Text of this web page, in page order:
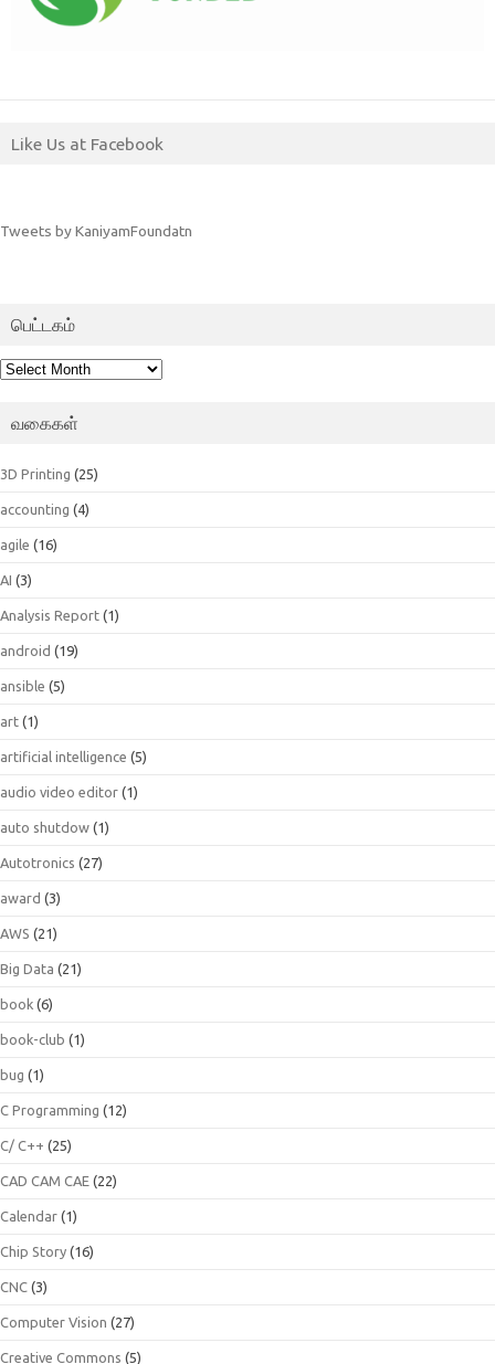
Like Us at Facebook
Tweets by KaniyamFoundatn
பெட்டகம்
பெட்டகம்
வகைகள்
3D Printing (25)
accounting (4)
agile (16)
AI (3)
Analysis Report (1)
android (19)
ansible (5)
art (1)
artificial intelligence (5)
audio video editor (1)
auto shutdow (1)
Autotronics (27)
award (3)
AWS (21)
Big Data (21)
book (6)
book-club (1)
bug (1)
C Programming (12)
C/ C++ (25)
CAD CAM CAE (22)
Calendar (1)
Chip Story (16)
CNC (3)
Computer Vision (27)
Creative Commons (5)